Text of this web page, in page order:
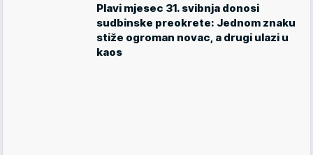
Plavi mjesec 31. svibnja donosi
sudbinske preokrete: Jednom znaku
stiže ogroman novac, a drugi ulazi u
kaos